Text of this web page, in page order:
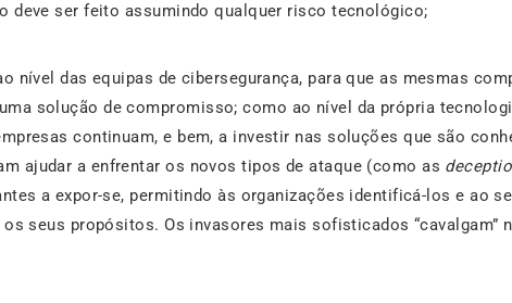
deve ser feito assumindo qualquer risco tecnológico;
nível das equipas de cibersegurança, para que as mesmas
solução de compromisso; como ao nível da própria
continuam, e bem, a investir nas soluções que são
ajudar a enfrentar os novos tipos de ataque (como as
a expor-se, permitindo às organizações identificá-los e ao
seus propósitos. Os invasores mais sofisticados “cavalgam”